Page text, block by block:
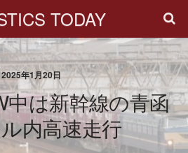
TODAY
2025年1月20日
中は新幹線の青函
内高速走行